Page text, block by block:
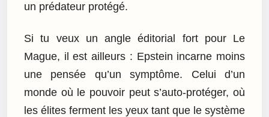
un prédateur protégé.
Si tu veux un angle éditorial fort pour Le
Mague, il est ailleurs : Epstein incarne moins
une pensée qu’un symptôme. Celui d’un
monde où le pouvoir peut s’auto-protéger, où
les élites ferment les yeux tant que le système